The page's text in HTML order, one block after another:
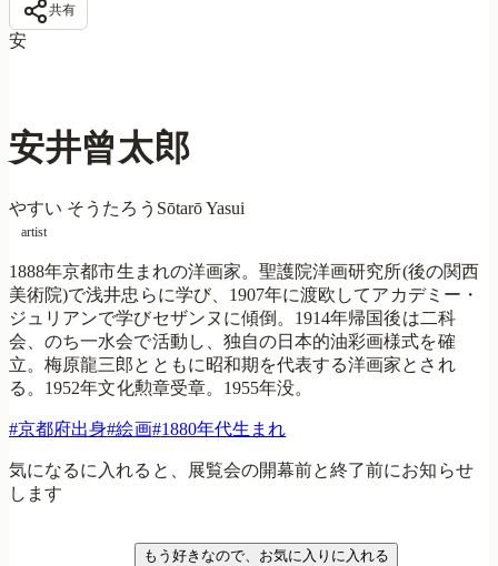
共有
安
安井曾太郎
やすい そうたろう Sōtarō Yasui
artist
1888年京都市生まれの洋画家。聖護院洋画研究所(後の関西
美術院)で浅井忠らに学び、1907年に渡欧してアカデミー・
ジュリアンで学びセザンヌに傾倒。1914年帰国後は二科
会、のち一水会で活動し、独自の日本的油彩画様式を確
立。梅原龍三郎とともに昭和期を代表する洋画家とされ
る。1952年文化勲章受章。1955年没。
#京都府出身#絵画#1880年代生まれ
気になるに入れると、展覧会の開幕前と終了前にお知らせ
します
もう好きなので、お気に入りに入れる